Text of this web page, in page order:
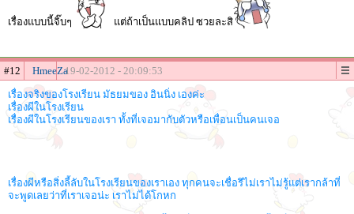
เรื่องแบบนี้จิ๊บๆ แต่ถ้าเป็นแบบคลิป ซวยละสิ
#12 HmeeZa19-02-2012 - 20:09:53
เรื่องจริงของโรงเรียน มัธยมของ อินนิ่ง เองค่ะ
เรื่องผีในโรงเรียน
เรื่องผีในโรงเรียนของเรา ทั้งที่เจอมากับตัวหรือเพื่อนเป็นคนเจอ
เรื่องผีหรือสิ่งลี้ลับในโรงเรียนของเราเอง ทุกคนจะเชื่อรึไม่เราไม่รู้แต่เรากล้าที่
จะพูดเลยว่าที่เราเจอน่ะ เราไม่ได้โกหก